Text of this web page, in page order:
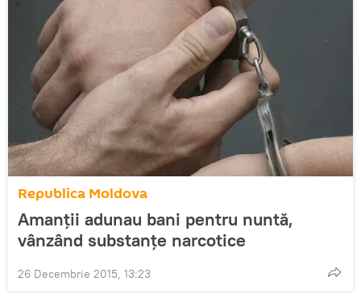
Republica Moldova
Amanții adunau bani pentru nuntă,
vânzând substanţe narcotice
26 Decembrie 2015, 13:23